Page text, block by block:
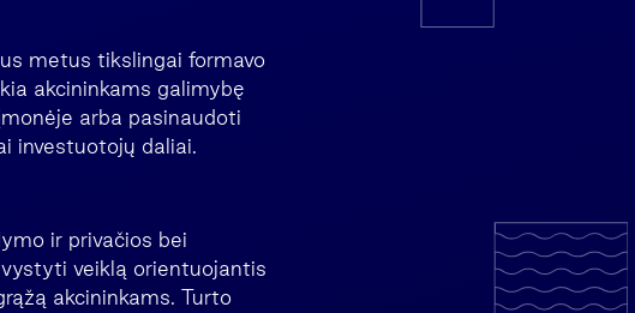
metus tikslingai formavo
akcininkams galimybę
arba pasinaudoti
investuotojų daliai.
ir privačios bei
veiklą orientuojantis
akcininkams. Turto